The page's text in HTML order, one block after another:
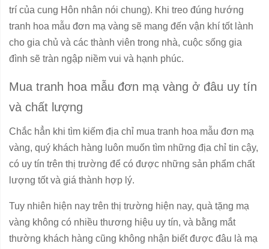
trí của cung Hôn nhân nói chung). Khi treo đúng hướng
tranh hoa mẫu đơn mạ vàng sẽ mang đến vận khí tốt lành
cho gia chủ và các thành viên trong nhà, cuộc sống gia
đình sẽ tràn ngập niềm vui và hạnh phúc.
Mua tranh hoa mẫu đơn mạ vàng ở đâu uy tín
và chất lượng
Chắc hẳn khi tìm kiếm địa chỉ mua tranh hoa mẫu đơn mạ
vàng, quý khách hàng luôn muốn tìm những địa chỉ tin cậy,
có uy tín trên thị trường để có được những sản phẩm chất
lượng tốt và giá thành hợp lý.
Tuy nhiên hiện nay trên thị trường hiện nay, quà tặng mạ
vàng không có nhiều thương hiệu uy tín, và bằng mắt
thường khách hàng cũng không nhận biết được đâu là mạ